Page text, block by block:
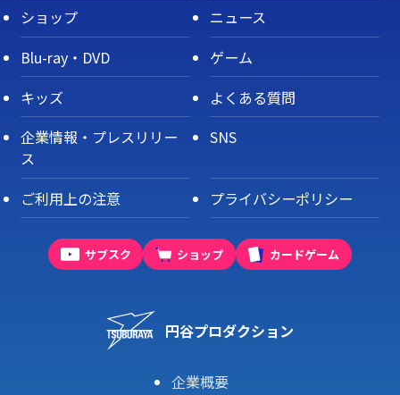
ショップ
ニュース
Blu-ray・DVD
ゲーム
キッズ
よくある質問
企業情報・プレスリリー
ス
SNS
ご利用上の注意 プライバシーポリシー
サブスク ショップ カードゲーム
円谷プロダクション
企業概要